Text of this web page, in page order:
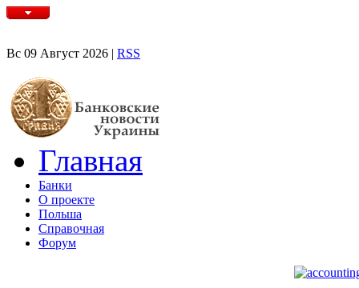
Вс 09 Август 2026 | RSS
Главная
Банки
О проекте
Польша
Справочная
Форум